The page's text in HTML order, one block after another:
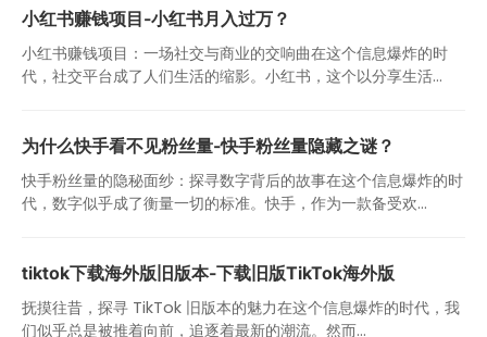
小红书赚钱项目-小红书月入过万？
小红书赚钱项目：一场社交与商业的交响曲在这个信息爆炸的时
代，社交平台成了人们生活的缩影。小红书，这个以分享生活...
为什么快手看不见粉丝量-快手粉丝量隐藏之谜？
快手粉丝量的隐秘面纱：探寻数字背后的故事在这个信息爆炸的时
代，数字似乎成了衡量一切的标准。快手，作为一款备受欢...
tiktok下载海外版旧版本-下载旧版TikTok海外版
抚摸往昔，探寻 TikTok 旧版本的魅力在这个信息爆炸的时代，我
们似乎总是被推着向前，追逐着最新的潮流。然而...